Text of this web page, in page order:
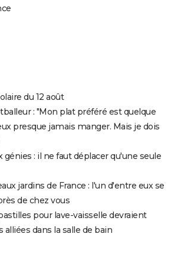
du 12 août
: "Mon plat préféré est quelque
presque jamais manger. Mais je dois
génies : il ne faut déplacer qu'une seule
jardins de France : l'un d'entre eux se
de chez vous
pour lave-vaisselle devraient
dans la salle de bain